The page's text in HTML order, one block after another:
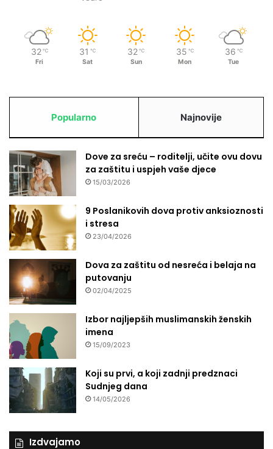
32 ℃
Fri
31 ℃
Sat
32 ℃
Sun
35 ℃
Mon
36 ℃
Tue
Popularno Najnovije
Dove za sreću – roditelji, učite ovu dovu
za zaštitu i uspjeh vaše djece
15/03/2026
9 Poslanikovih dova protiv anksioznosti
i stresa
23/04/2026
Dova za zaštitu od nesreća i belaja na
putovanju
02/04/2025
Izbor najljepših muslimanskih ženskih
imena
15/09/2023
Koji su prvi, a koji zadnji predznaci
Sudnjeg dana
14/05/2026
Izdvajamo